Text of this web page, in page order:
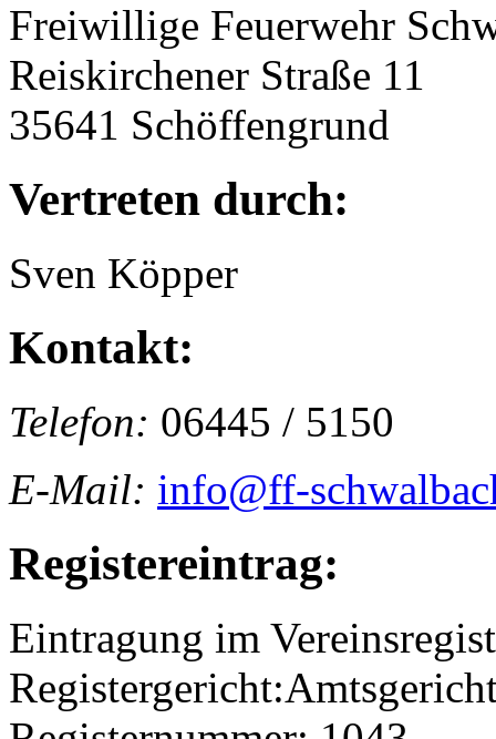
Freiwillige Feuerwehr
Reiskirchener Straße 11
35641 Schöffengrund
Vertreten durch:
Sven Köpper
Kontakt:
Telefon: 06445 / 5150
E-Mail: info@ff-
Registereintrag:
Eintragung im